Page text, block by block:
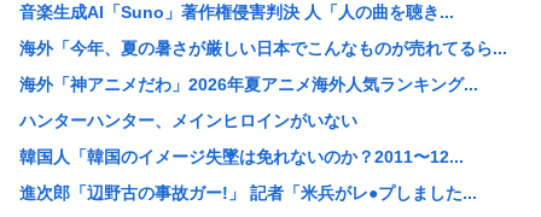
中国「日本は原爆被害者の立場で同情を買おうとするのを止め...
【速報】USスチール、1800億円の黒字www
【悲報】 週刊誌、好き放題書きまくる 高市早苗首相は新公...
【画像】例の美人すぎるおにぎり屋さん、裏でおっさんが握っ...
【高市総理】非核三原則「堅持している」 長崎平和祈念式典...
コールマンの人気商品が変わった？キャンプ離れの中で売れる...
音楽生成AI「Suno」著作権侵害判決 人「人の曲を聴き...
海外「今年、夏の暑さが厳しい日本でこんなものが売れてるら...
海外「神アニメだわ」2026年夏アニメ海外人気ランキング...
ハンターハンター、メインヒロインがいない
韓国人「韓国のイメージ失墜は免れないのか？2011〜12...
進次郎「辺野古の事故ガー!」 記者「米兵がレ●プしました...